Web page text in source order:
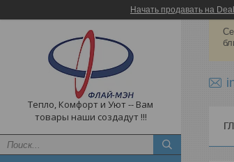
Начать продавать на
Тепло, Комфорт и Уют -- Вам
товары наши создадут !!!